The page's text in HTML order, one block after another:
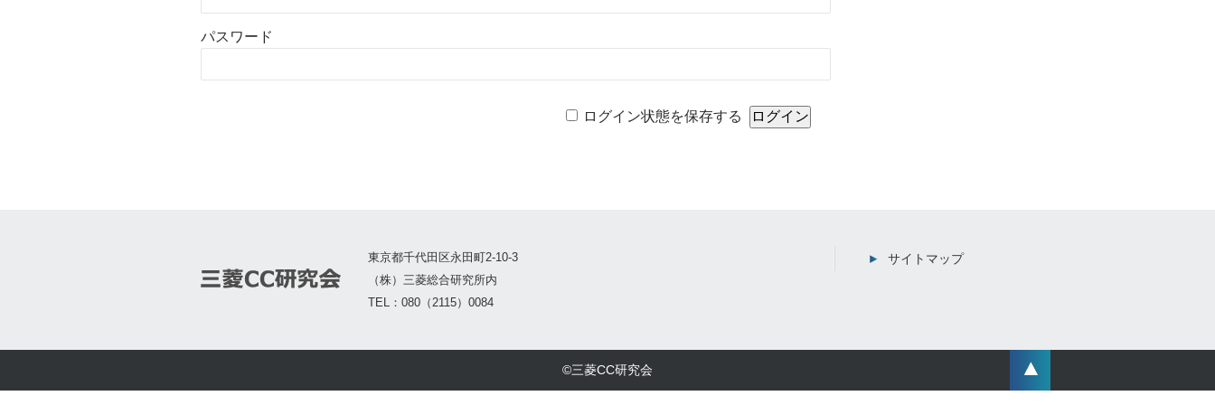
パスワード
ログイン状態を保存する
東京都千代田区永田町2-10-3
（株）三菱総合研究所内
TEL：080（2115）0084
サイトマップ
©三菱CC研究会